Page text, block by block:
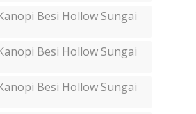
Besi Hollow Sungai
Besi Hollow Sungai
Besi Hollow Sungai